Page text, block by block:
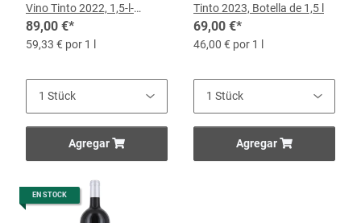
Vino Tinto 2022, 1,5-l-
Flasche
89,00 €*
59,33 € por 1 l
Agregar
Tinto 2023, Botella de 1,5 l
69,00 €*
46,00 € por 1 l
Agregar
EN STOCK